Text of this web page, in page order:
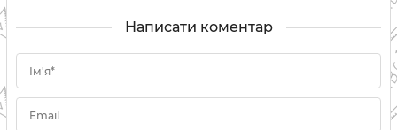
Написати коментар
Ім'я*
Email